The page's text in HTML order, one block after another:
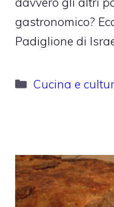
gastronomico?
Padiglione di
Categorie
Cucina e